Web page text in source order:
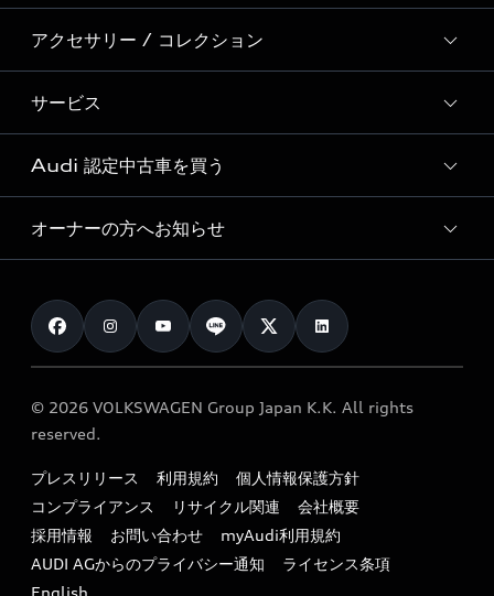
Audi Sport
Formula 1®
デジタルサービス
新車在庫検索
試乗車・展示車検索
見積り依頼
試乗予約
モデル一覧
特別仕様モデル / 限定モデル
e-tronラインアップ
価格シミュレーション
車両比較
カタログ一覧
アクセサリー / コレクション
純正アクセサリー
オンラインショップ
Audi collection
アウディナビアプリ
サービス
サービス入庫予約
サービスプログラム
メンテナンス
車検 / 定期点検
e-tronアフターサポート
myAudi
Audi 認定中古車を買う
Audi認定中古車
クオリティ
保証
メンテナンス
ファイナンス
キャンペーン / イベント
買取査定
オーナーの方へお知らせ
お知らせ
オーナー様向けキャンペーン
特定整備適用車一覧
リサイクル法
よくある質問（FAQ）
© 2026 VOLKSWAGEN Group Japan K.K. All rights
reserved.
プレスリリース 利用規約
個人情報保護方針
コンプライアンス
リサイクル関連
会社概要
採用情報
お問い合わせ
myAudi利用規約
AUDI AGからのプライバシー通知
ライセンス条項
English